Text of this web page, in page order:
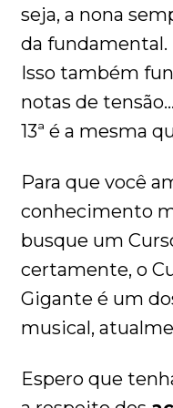
seja, a nona
da fundamental.
Isso também
notas de tensão…
13ª é a mesma
Para que você
conhecimento
busque um
certamente, o
Gigante é um
musical,
Espero que